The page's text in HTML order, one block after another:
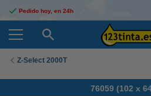
Pedido hoy, en 24h
Z-Select 2000T
76059 (102 x